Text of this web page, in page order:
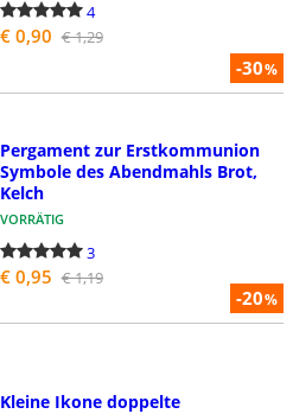
-30%
4
€ 0,90 € 1,29
-20%
Pergament zur Erstkommunion
Symbole des Abendmahls Brot,
Kelch
VORRÄTIG
3
€ 0,95 € 1,19
Kleine Ikone doppelte